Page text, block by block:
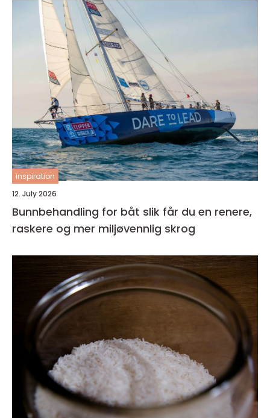
inspiration
12. July 2026
Bunnbehandling for båt slik får du en renere,
raskere og mer miljøvennlig skrog